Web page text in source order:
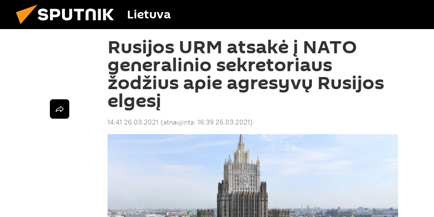
Lietuva
Rusijos URM atsakė į NATO
generalinio sekretoriaus
žodžius apie agresyvų Rusijos
elgesį
14:41 26.03.2021 (atnaujinta: 16:39 26.03.2021)